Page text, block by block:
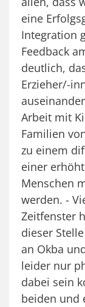
eine
Integration
Feedback
deutlich,
Erzieher/-
Arbeit mit
Familien
zu einem
einer
Menschen
werden. -
Zeitfenster
dieser
an Okba
leider nur
dabei sein
beiden und